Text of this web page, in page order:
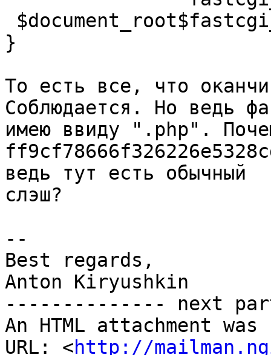
}
То есть все, что
Соблюдается. Но ведь
имею ввиду ".php".
ведь тут есть обычный
слэш?
--
Best regards,
Anton Kiryushkin
-------------- next
An HTML attachment
URL: <http://